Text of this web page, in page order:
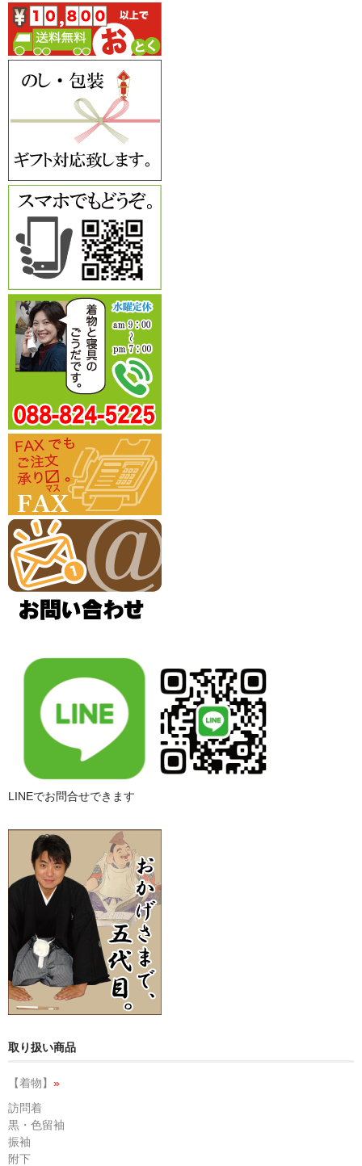
LINEでお問合せできます
取り扱い商品
【着物】 »
訪問着
黒・色留袖
振袖
附下